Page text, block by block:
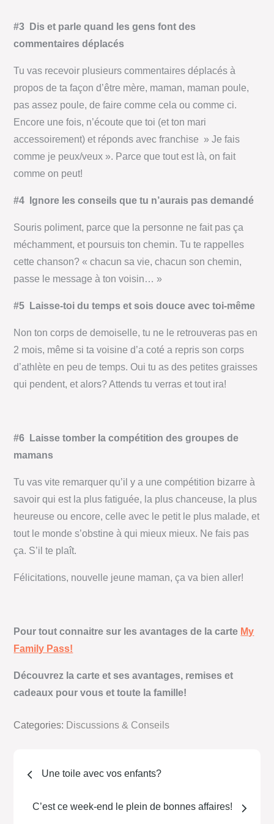
#3 Dis et parle quand les gens font des
commentaires déplacés
Tu vas recevoir plusieurs commentaires déplacés à
propos de ta façon d’être mère, maman, maman poule,
pas assez poule, de faire comme cela ou comme ci.
Encore une fois, n’écoute que toi (et ton mari
accessoirement) et réponds avec franchise » Je fais
comme je peux/veux ». Parce que tout est là, on fait
comme on peut!
#4 Ignore les conseils que tu n’aurais pas demandé
Souris poliment, parce que la personne ne fait pas ça
méchamment, et poursuis ton chemin. Tu te rappelles
cette chanson? « chacun sa vie, chacun son chemin,
passe le message à ton voisin… »
#5 Laisse-toi du temps et sois douce avec toi-même
Non ton corps de demoiselle, tu ne le retrouveras pas en
2 mois, même si ta voisine d’a coté a repris son corps
d’athlète en peu de temps. Oui tu as des petites graisses
qui pendent, et alors? Attends tu verras et tout ira!
#6 Laisse tomber la compétition des groupes de
mamans
Tu vas vite remarquer qu’il y a une compétition bizarre à
savoir qui est la plus fatiguée, la plus chanceuse, la plus
heureuse ou encore, celle avec le petit le plus malade, et
tout le monde s’obstine à qui mieux mieux. Ne fais pas
ça. S’il te plaît.
Félicitations, nouvelle jeune maman, ça va bien aller!
Pour tout connaitre sur les avantages de la carte My
Family Pass!
Découvrez la carte et ses avantages, remises et
cadeaux pour vous et toute la famille!
Categories: Discussions & Conseils
Une toile avec vos enfants?
C’est ce week-end le plein de bonnes affaires!